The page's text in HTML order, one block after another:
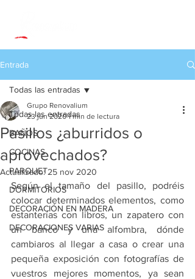
Entrada
Todas las entradas
BAÑOS
COCINAS
PARQUET
DORMITORIOS
DECORACIÓN EN MADERA
DECORACIONES VARIAS
Todas las entradas
Pasillos ¿aburridos o
aprovechados?
Grupo Renovalium
23 jun 2020 1 min de lectura
Actualizado:25 nov 2020
Según el tamaño del pasillo, podréis
colocar determinados elementos, como
estanterías con libros, un zapatero con
un banco y una alfombra, dónde
cambiaros al llegar a casa o crear una
pequeña exposición con fotografías de
vuestros mejores momentos, ya sean